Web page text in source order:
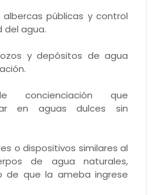
albercas públicas y control
del agua.
y depósitos de agua
concienciación que
en aguas dulces sin
o dispositivos similares al
de agua naturales,
de que la ameba ingrese